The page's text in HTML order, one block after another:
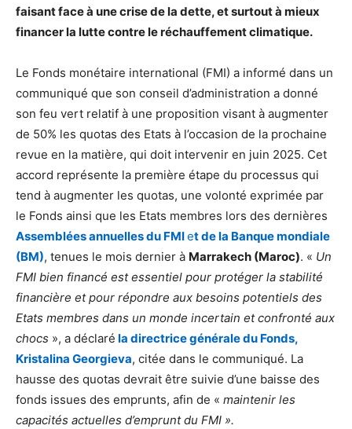
faisant face à une crise de la dette, et surtout à mieux
financer la lutte contre le réchauffement climatique.
Le Fonds monétaire international (FMI) a informé dans un
communiqué que son conseil d’administration a donné
son feu vert relatif à une proposition visant à augmenter
de 50% les quotas des Etats à l’occasion de la prochaine
revue en la matière, qui doit intervenir en juin 2025. Cet
accord représente la première étape du processus qui
tend à augmenter les quotas, une volonté exprimée par
le Fonds ainsi que les Etats membres lors des dernières
Assemblées annuelles du FMIet de la Banque mondiale
(BM), tenues le mois dernier à Marrakech (Maroc). « Un
FMI bien financé est essentiel pour protéger la stabilité
financière et pour répondre aux besoins potentiels des
Etats membres dans un monde incertain et confronté aux
chocs », a déclaré la directrice générale du Fonds,
Kristalina Georgieva, citée dans le communiqué. La
hausse des quotas devrait être suivie d’une baisse des
fonds issues des emprunts, afin de « maintenir les
capacités actuelles d’emprunt du FMI ».